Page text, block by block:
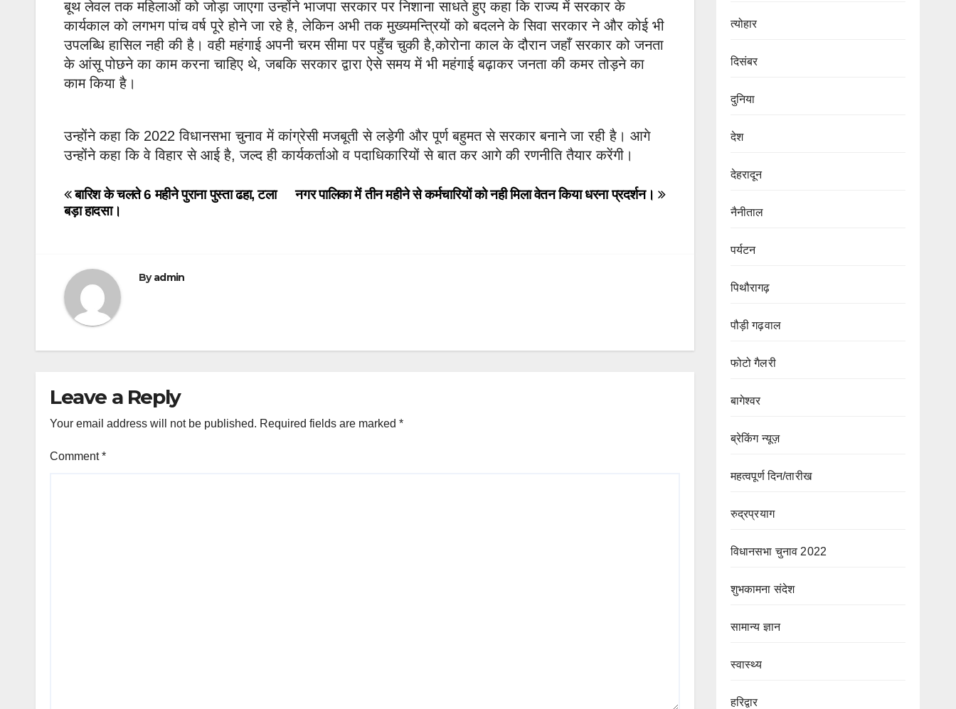
बूथ लेवल तक महिलाओं को जोड़ा जाएगा उन्होंने भाजपा सरकार पर निशाना साधते हुए कहा कि राज्य में सरकार के
कार्यकाल को लगभग पांच वर्ष पूरे होने जा रहे है, लेकिन अभी तक मुख्यमन्त्रियों को बदलने के सिवा सरकार ने और कोई भी
उपलब्धि हासिल नही की है। वही महंगाई अपनी चरम सीमा पर पहुँच चुकी है,कोरोना काल के दौरान जहाँ सरकार को जनता
के आंसू पोछने का काम करना चाहिए थे, जबकि सरकार द्वारा ऐसे समय में भी महंगाई बढ़ाकर जनता की कमर तोड़ने का
काम किया है।
उन्होंने कहा कि 2022 विधानसभा चुनाव में कांग्रेसी मजबूती से लड़ेगी और पूर्ण बहुमत से सरकार बनाने जा रही है। आगे
उन्होंने कहा कि वे विहार से आई है, जल्द ही कार्यकर्ताओ व पदाधिकारियों से बात कर आगे की रणनीति तैयार करेंगी।
Post
navigation
नगर पालिका में तीन महीने से कर्मचारियों को नही मिला वेतन किया धरना प्रदर्शन।
बारिश के चलते 6 महीने पुराना पुस्ता ढहा, टला
बड़ा हादसा।
Byadmin
Leave a Reply
Your email address will not be published. Required fields are marked *
Comment*
त्योहार
दिसंबर
दुनिया
देश
देहरादून
नैनीताल
पर्यटन
पिथौरागढ़
पौड़ी गढ़वाल
फोटो गैलरी
बागेश्वर
ब्रेकिंग न्यूज़
महत्वपूर्ण दिन/तारीख
रुद्रप्रयाग
विधानसभा चुनाव 2022
शुभकामना संदेश
सामान्य ज्ञान
स्वास्थ्य
हरिद्वार